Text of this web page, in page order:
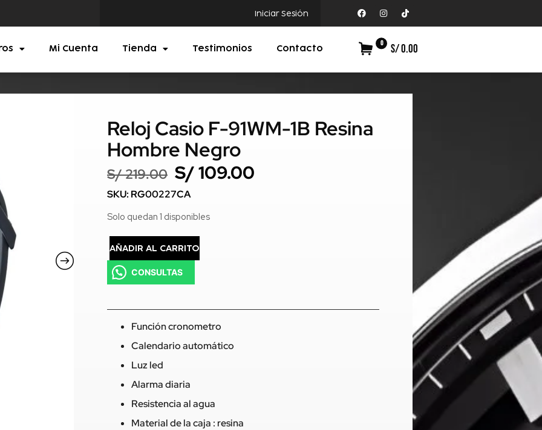
Iniciar Sesión
Mi Cuenta Tienda Testimonios Contacto
0 S/ 0.00
Reloj Casio F-91WM-1B Resina
Hombre Negro
S/219.00 S/109.00
SKU: RG00227CA
Solo quedan 1 disponibles
AÑADIR AL CARRITO
CONSULTAS
Función cronometro
Calendario automático
Luz led
Alarma diaria
Resistencia al agua
Material de la caja : resina